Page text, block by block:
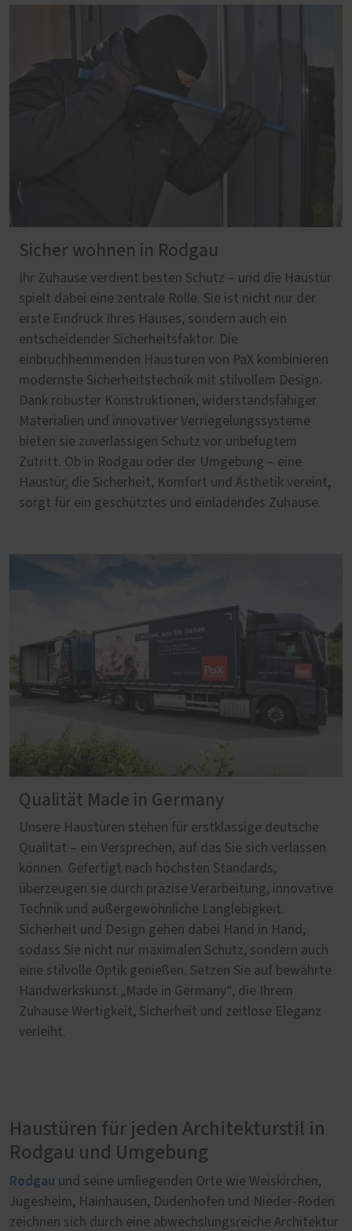
Sicher wohnen in Rodgau
Ihr Zuhause verdient besten Schutz – und die Haustür
spielt dabei eine zentrale Rolle. Sie ist nicht nur der
erste Eindruck Ihres Hauses, sondern auch ein
entscheidender Sicherheitsfaktor. Die
einbruchhemmenden Haustüren von PaX kombinieren
modernste Sicherheitstechnik mit stilvollem Design.
Dank robuster Konstruktionen, widerstandsfähiger
Materialien und innovativer Verriegelungssysteme
bieten sie zuverlässigen Schutz vor unbefugtem
Zutritt. Ob in Rodgau oder der Umgebung – eine
Haustür, die Sicherheit, Komfort und Ästhetik vereint,
sorgt für ein geschütztes und einladendes Zuhause.
Qualität Made in Germany
Unsere Haustüren stehen für erstklassige deutsche
Qualität – ein Versprechen, auf das Sie sich verlassen
können. Gefertigt nach höchsten Standards,
überzeugen sie durch präzise Verarbeitung, innovative
Technik und außergewöhnliche Langlebigkeit.
Sicherheit und Design gehen dabei Hand in Hand,
sodass Sie nicht nur maximalen Schutz, sondern auch
eine stilvolle Optik genießen. Setzen Sie auf bewährte
Handwerkskunst „Made in Germany“, die Ihrem
Zuhause Wertigkeit, Sicherheit und zeitlose Eleganz
verleiht.
Haustüren für jeden Architekturstil in
Rodgau und Umgebung
Rodgau und seine umliegenden Orte wie Weiskirchen,
Jügesheim, Hainhausen, Dudenhofen und Nieder-Roden
zeichnen sich durch eine abwechslungsreiche Architektur